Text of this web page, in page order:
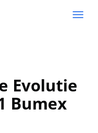
Evolutie
Bumex